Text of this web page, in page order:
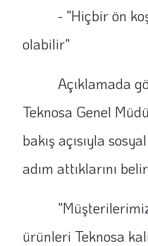
- "Hiçbir ön
olabilir"
Açıklamada
Teknosa Genel
bakış açısıyla
adım attıklarını
ürünleri Teknosa